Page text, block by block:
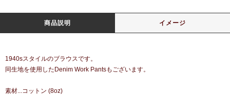
商品説明 イメージ
1940sスタイルのブラウスです。
同生地を使用したDenim Work Pantsもございます。
素材...コットン (8oz)